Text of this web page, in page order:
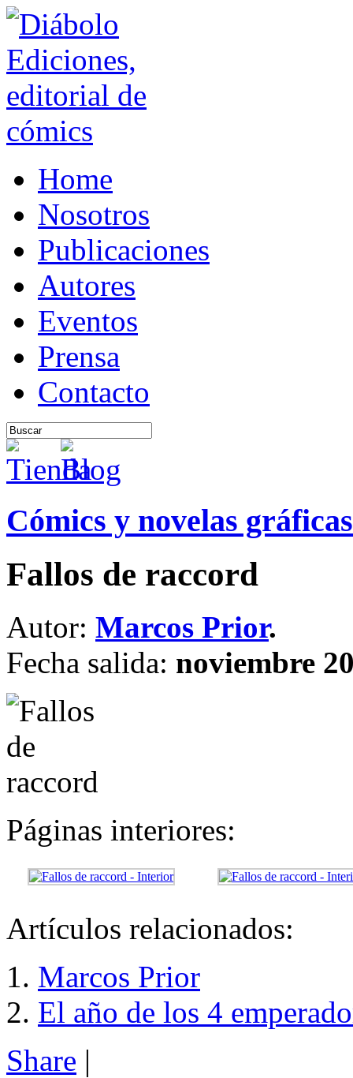
Home
Nosotros
Publicaciones
Autores
Eventos
Prensa
Contacto
Cómics y novelas gráficas
Fallos de raccord
Autor: Marcos Prior.
Fecha salida: noviembre
Páginas interiores:
Artículos relacionados:
Marcos Prior
El año de los 4
Share |